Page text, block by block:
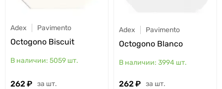
Adex Pavimento
Octogono Biscuit
5059 шт.
262 шт.
Adex Pavimento
Octogono Blanco
3994 шт.
262 шт.